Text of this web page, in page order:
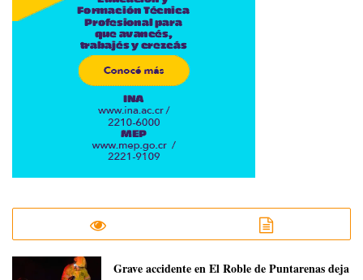
Grave accidente en El Roble de Puntarenas deja